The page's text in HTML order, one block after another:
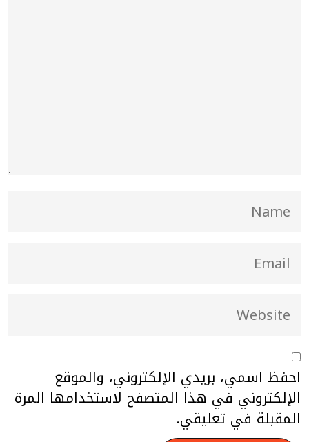
احفظ اسمي، بريدي الإلكتروني، والموقع
الإلكتروني في هذا المتصفح لاستخدامها المرة
المقبلة في تعليقي.